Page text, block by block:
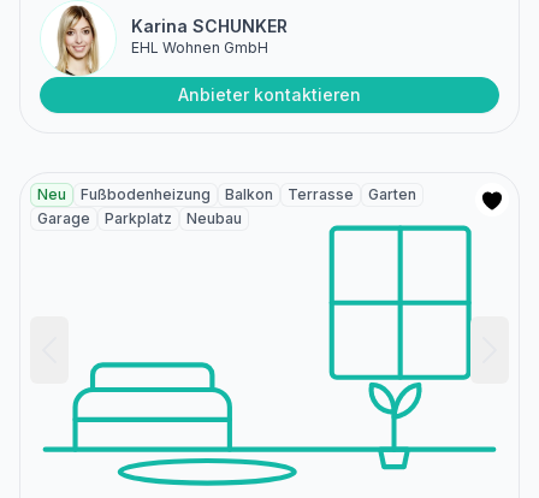
Karina SCHUNKER
EHL Wohnen GmbH
Anbieter kontaktieren
Neu Fußbodenheizung Balkon Terrasse
Garten
Garage
Parkplatz Neubau